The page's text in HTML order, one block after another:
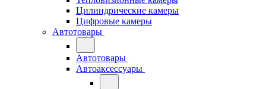
Цилиндрические камеры
Цифровые камеры
Автотовары
Автотовары
Автоаксессуары